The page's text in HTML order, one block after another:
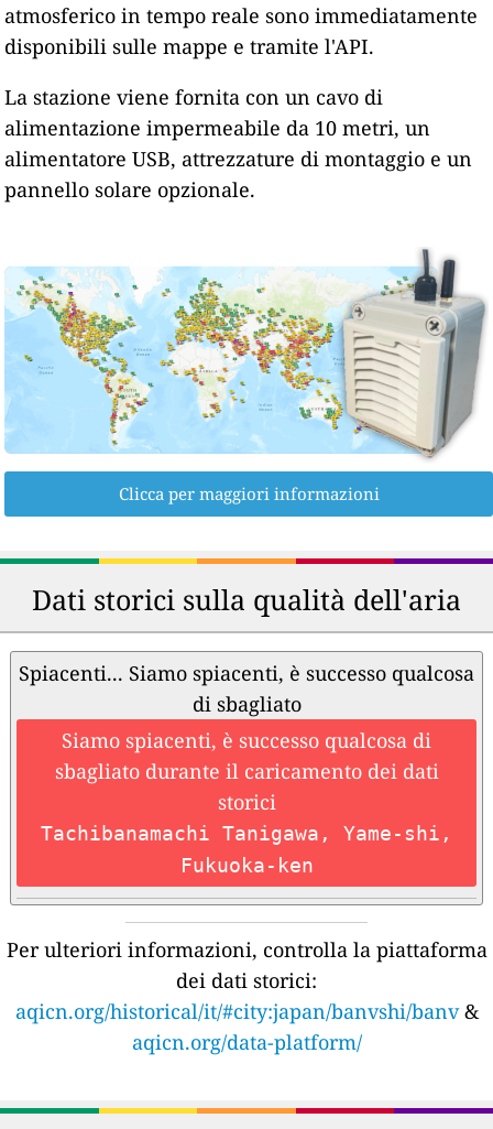
atmosferico in tempo reale sono immediatamente
disponibili sulle mappe e tramite l'API.
La stazione viene fornita con un cavo di
alimentazione impermeabile da 10 metri, un
alimentatore USB, attrezzature di montaggio e un
pannello solare opzionale.
Clicca per maggiori informazioni
Dati storici sulla qualità dell'aria
Spiacenti... Siamo spiacenti, è successo qualcosa
di sbagliato
Siamo spiacenti, è successo qualcosa di
sbagliato durante il caricamento dei dati
storici
Tachibanamachi Tanigawa, Yame-shi,
Fukuoka-ken
Per ulteriori informazioni, controlla la piattaforma
dei dati storici:
aqicn.org/historical/it/#city:japan/banvshi/banv&
aqicn.org/data-platform/